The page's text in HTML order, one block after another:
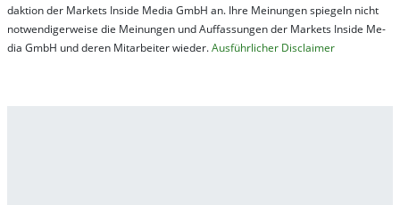
dak­tion der Mar­kets In­side Me­dia GmbH an. Ihre Mei­nung­en spie­geln nicht
not­wen­di­ger­wei­se die Mei­nung­en und Auf­fas­sung­en der Mar­kets In­side Me­
dia GmbH und de­ren Mit­ar­bei­ter wie­der.Aus­führ­lich­er Dis­clai­mer